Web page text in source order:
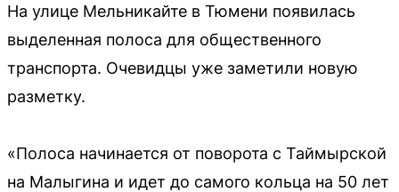
На улице Мельникайте в Тюмени появилась
выделенная полоса для общественного
транспорта. Очевидцы уже заметили новую
разметку.
«Полоса начинается от поворота с Таймырской
на Малыгина и идет до самого кольца на 50 лет